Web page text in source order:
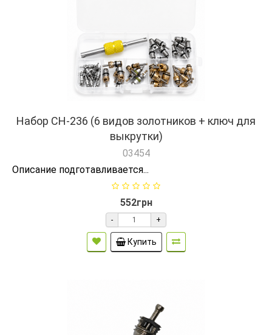
Набор CH-236 (6 видов золотников + ключ для
выкрутки)
03454
Описание подготавливается...
552грн
- +
Купить